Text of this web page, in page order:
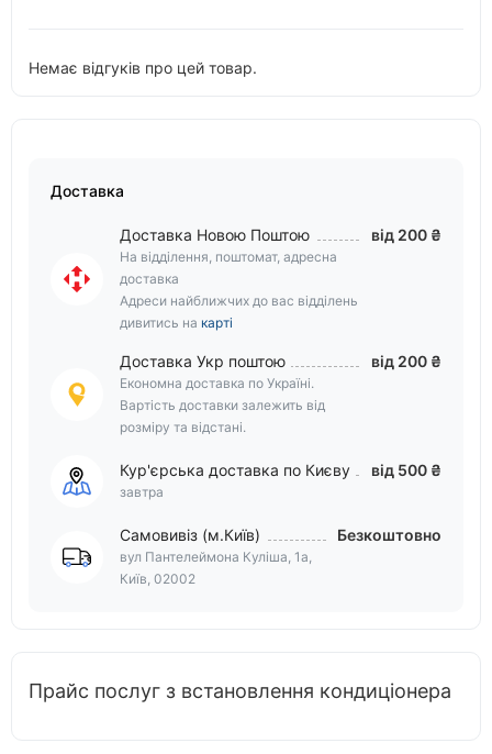
Немає відгуків про цей товар.
Доставка
Доставка Новою Поштою
На відділення, поштомат, адресна
доставка
Адреси найближчих до вас відділень
дивитись на карті
від 200 ₴
Доставка Укр поштою
Економна доставка по Україні.
Вартість доставки залежить від
розміру та відстані.
від 200 ₴
Кур'єрська доставка по Києву
завтра
від 500 ₴
Самовивіз (м.Київ)
вул Пантелеймона Куліша, 1а,
Київ, 02002
Безкоштовно
Прайс послуг з встановлення кондиціонера